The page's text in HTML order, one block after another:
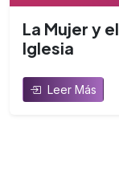
La Mujer y
Iglesia
Leer Más